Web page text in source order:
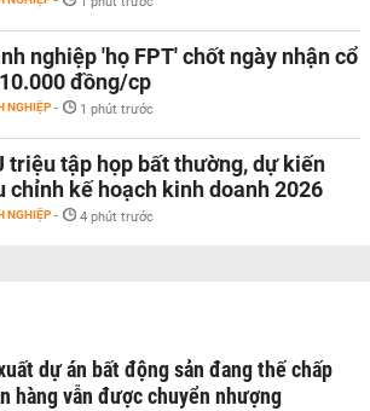
nghiệp 'họ FPT' chốt ngày nhận cổ
đồng/cp
NGHIỆP - 1 phút trước
triệu tập họp bất thường, dự kiến
chỉnh kế hoạch kinh doanh 2026
NGHIỆP - 4 phút trước
dự án bất động sản đang thế chấp
hàng vẫn được chuyển nhượng